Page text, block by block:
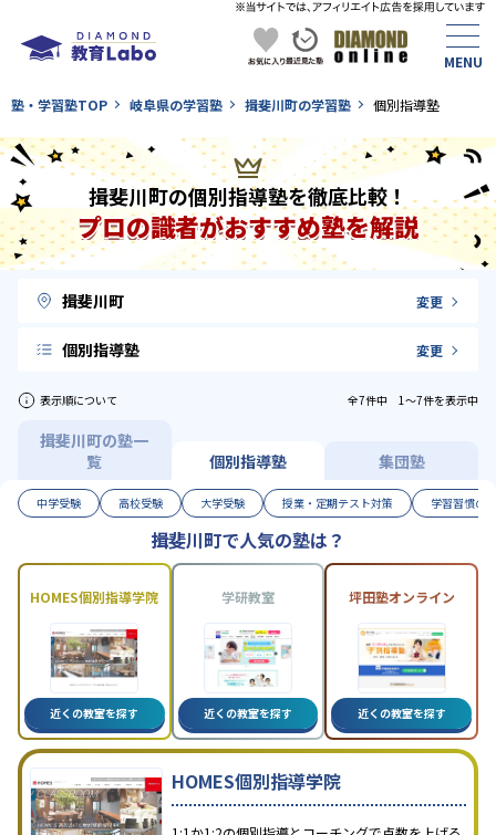
塾・学習塾TOP 岐阜県の学習塾 揖斐川町の学習塾 個別指導塾
揖斐川町の個別指導塾を徹底比較！
プロの識者がおすすめ塾を解説
揖斐川町 変更
個別指導塾 変更
表示順について 全7件中 1〜7件を表示中
揖斐川町の塾一
覧
個別指導塾 集団塾
中学受験 高校受験 大学受験 授業・定期テスト対策 学習習慣の
揖斐川町で人気の塾は？
HOMES個別指導学院
近くの教室を探す
学研教室
近くの教室を探す
坪田塾オンライン
近くの教室を探す
HOMES個別指導学院